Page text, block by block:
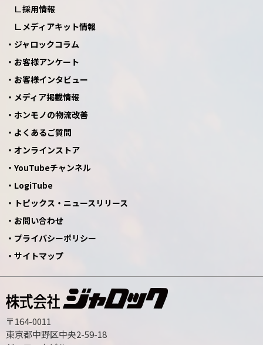
採用情報
メディアキット情報
ジャロックコラム
お客様アンケート
お客様インタビュー
メディア掲載情報
ホンモノの物流改善
よくあるご質問
オンラインストア
YouTubeチャンネル
LogiTube
トピックス・ニュースリリース
お問い合わせ
プライバシーポリシー
サイトマップ
〒164-0011
東京都中野区中央2-59-18